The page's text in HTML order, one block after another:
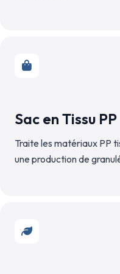
Sac en Tissu PP
Traite les matériaux PP
une production de